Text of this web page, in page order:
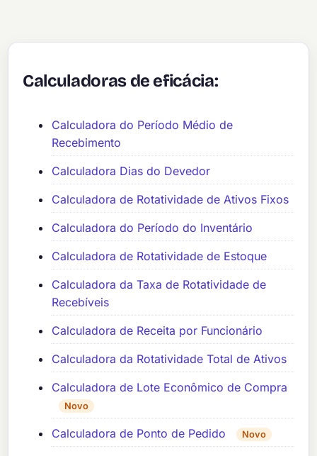
Calculadoras de eficácia:
Calculadora do Período Médio de
Recebimento
Calculadora Dias do Devedor
Calculadora de Rotatividade de Ativos Fixos
Calculadora do Período do Inventário
Calculadora de Rotatividade de Estoque
Calculadora da Taxa de Rotatividade de
Recebíveis
Calculadora de Receita por Funcionário
Calculadora da Rotatividade Total de Ativos
Calculadora de Lote Econômico de Compra
Novo
Calculadora de Ponto de Pedido Novo